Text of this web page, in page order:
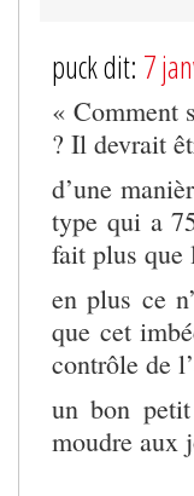
puck dit: 7
« Comment
? Il devrait
d’une
type qui a
fait plus que
en plus ce
que cet
contrôle de
un bon
moudre aux